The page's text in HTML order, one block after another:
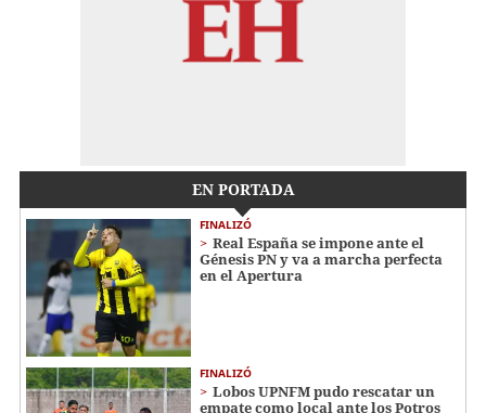
EN PORTADA
FINALIZÓ
Real España se impone ante el
Génesis PN y va a marcha perfecta
en el Apertura
FINALIZÓ
Lobos UPNFM pudo rescatar un
empate como local ante los Potros